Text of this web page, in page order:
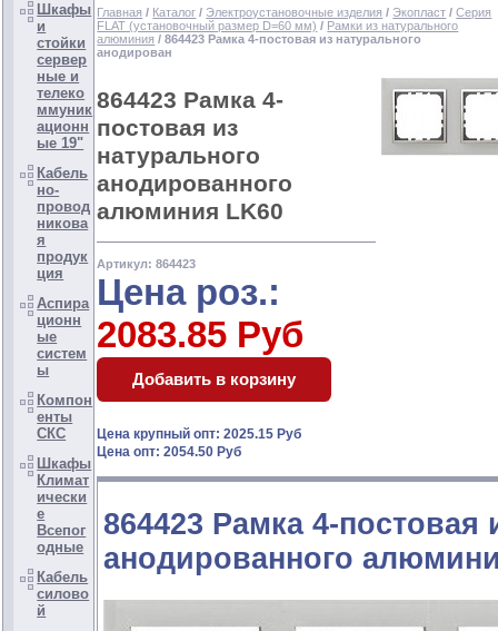
Шкафы
и
стойки
сервер
ные и
телеко
ммуник
ационн
ые 19"
Кабель
но-
провод
никова
я
продук
ция
Аспира
ционн
ые
систем
ы
Компон
енты
СКС
Шкафы
Климат
ически
е
Всепог
одные
Кабель
силово
й
Главная / Каталог / Электроустановочные изделия / Экопласт /Серия
FLAT (установочный размер D=60 мм) / Рамки из натурального
алюминия / 864423 Рамка 4-постовая из натурального
анодирован
864423 Рамка 4-
постовая из
натурального
анодированного
алюминия LK60
Артикул: 864423
Цена роз.:
2083.85 Руб
Цена крупный опт: 2025.15 Руб
Цена опт: 2054.50 Руб
864423 Рамка 4-постовая
анодированного